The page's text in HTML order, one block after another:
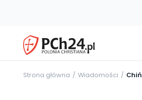
Strona główna Wiadomości